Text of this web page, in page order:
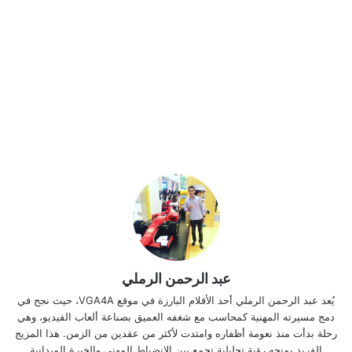
عبد الرحمن الرملي
يُعد عبد الرحمن الرملي أحد الأقلام البارزة في موقع VGA4A، حيث نجح في
دمج مسيرته المهنية كمحاسب مع شغفه العميق بصناعة ألعاب الفيديو، وهي
رحلة بدأت منذ نعومة أظفاره وامتدت لأكثر من عقدين من الزمن. هذا المزيج